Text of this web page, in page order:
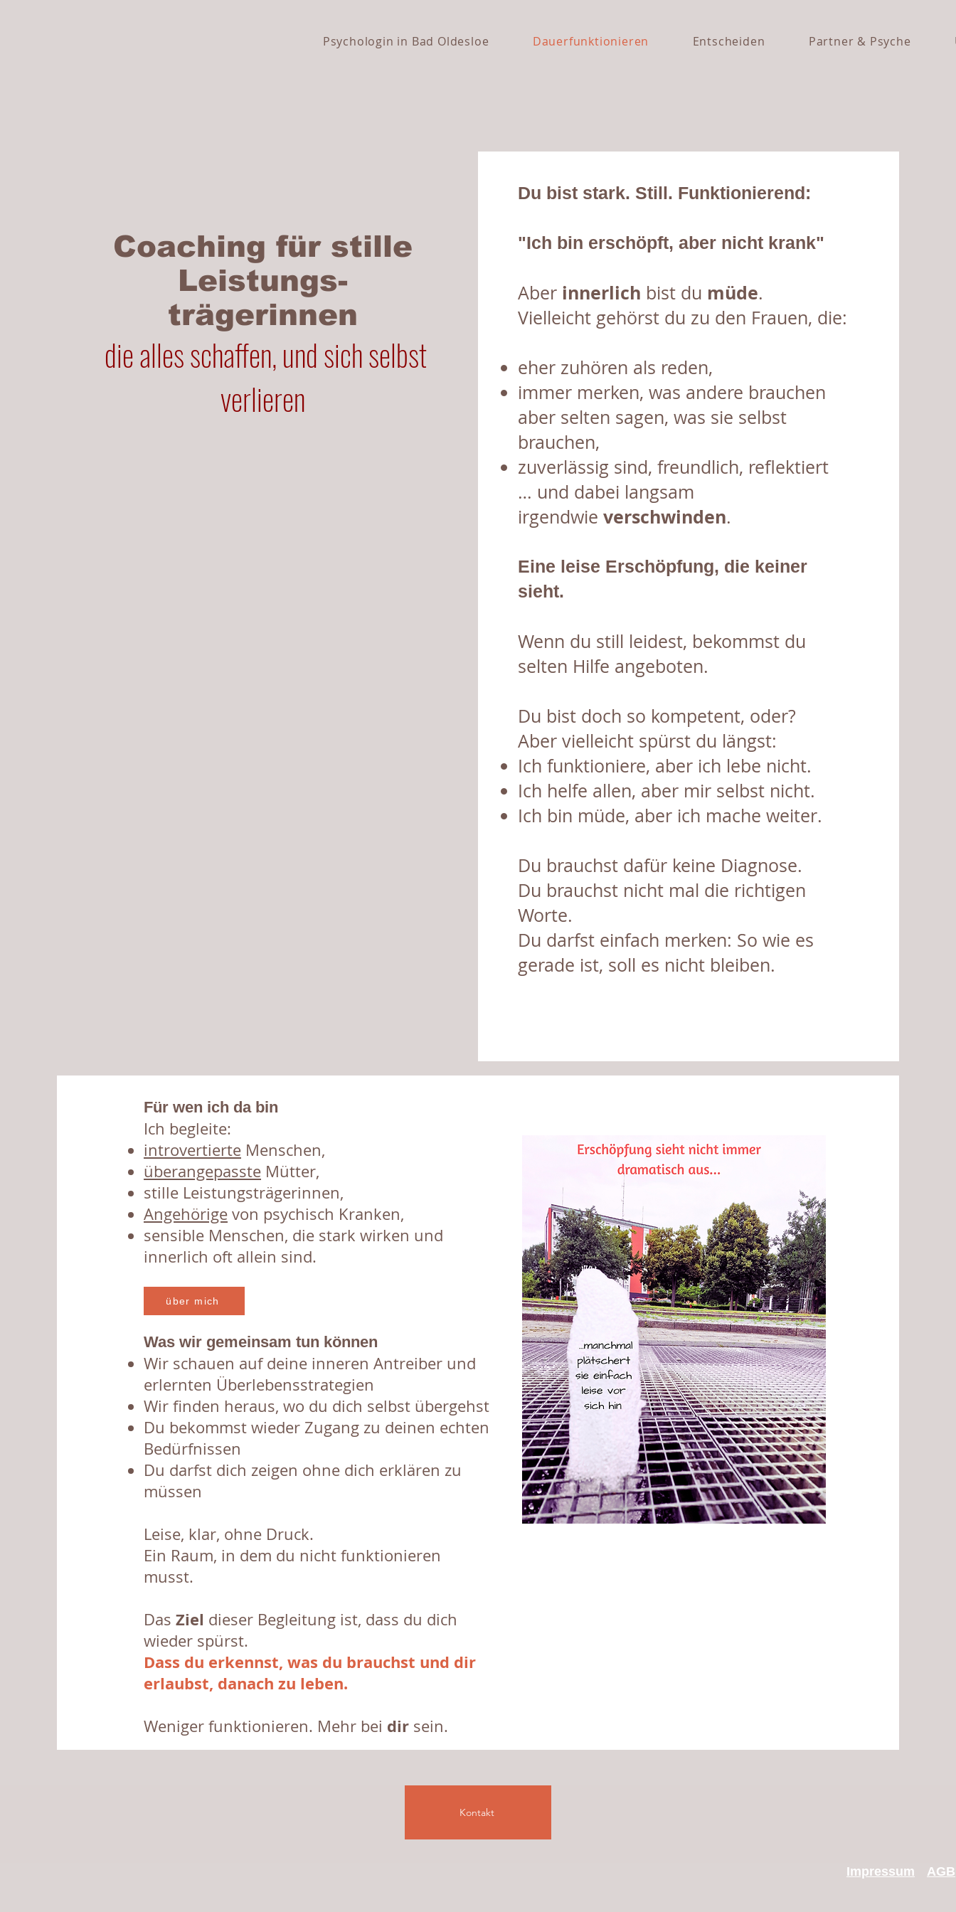
Psychologin in Bad Oldesloe Dauerfunktionieren Entscheiden Partner & Psyche
Coaching für stille
Leistungs-
trägerinnen
die alles schaffen, und sich selbst
verlieren
Du bist stark. Still. Funktionierend:
"Ich bin erschöpft, aber nicht krank"
Aber innerlich bist du müde.
Vielleicht gehörst du zu den Frauen, die:
eher zuhören als reden,
immer merken, was andere brauchen
aber selten sagen, was sie selbst
brauchen,
zuverlässig sind, freundlich, reflektiert
… und dabei langsam
irgendwie verschwinden.
Eine leise Erschöpfung, die keiner
sieht.
Wenn du still leidest, bekommst du
selten Hilfe angeboten.
Du bist doch so kompetent, oder?
Aber vielleicht spürst du längst:
Ich funktioniere, aber ich lebe nicht.
Ich helfe allen, aber mir selbst nicht.
Ich bin müde, aber ich mache weiter.
Du brauchst dafür keine Diagnose.
Du brauchst nicht mal die richtigen
Worte.
Du darfst einfach merken: So wie es
gerade ist, soll es nicht bleiben.​
​Für wen ich da bin
Ich begleite:
introvertierte Menschen,
überangepasste Mütter,​
stille Leistungsträgerinnen,
Angehörige von psychisch Kranken,
sensible Menschen, die stark wirken und
innerlich oft allein sind.
Was wir gemeinsam tun können
Wir schauen auf deine inneren Antreiber und
erlernten Überlebensstrategien
Wir finden heraus, wo du dich selbst übergehst
Du bekommst wieder Zugang zu deinen echten
Bedürfnissen
Du darfst dich zeigen ohne dich erklären zu
müssen
Leise, klar, ohne Druck.
Ein Raum, in dem du nicht funktionieren
musst.
Das Ziel dieser Begleitung ist, dass du dich
wieder spürst.
Dass du erkennst, was du brauchst und dir
erlaubst, danach zu leben.
Weniger funktionieren. Mehr bei dir sein.
über mich
Kontakt
Impressum AGB